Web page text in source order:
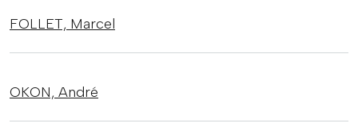
FOLLET, Marcel
OKON, André